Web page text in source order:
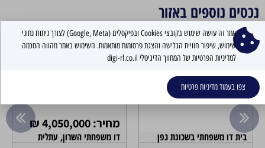
נכסים נוספים באזור
דירות יד 2
בית דו משפחתי בשכונת גפן
דירות יד 2 נמכר
מחיר: 4,050,000 ₪
דו משפחתי השרון, עתלית
אתר זה עושה שימוש בקובצי Cookies ובפיקסלים (Google, Meta) לצורך ניתוח נתוני
שימוש, שיפור חוויית הגלישה והצגת פרסומות מותאמות. השימוש באתר מהווה הסכמה
למדיניות הפרטיות של המתווך הדיגיטלי digi-rl.co.il
צפו בעמוד מדיניות פרטיות